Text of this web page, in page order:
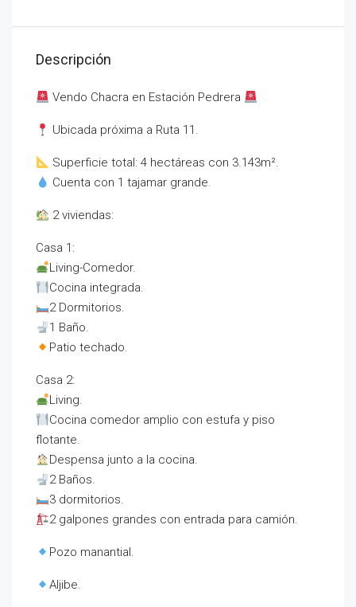
Descripción
Vendo Chacra en Estación Pedrera
Ubicada próxima a Ruta 11.
Superficie total: 4 hectáreas con 3.143m².
Cuenta con 1 tajamar grande.
2 viviendas:
Casa 1:
Living-Comedor.
Cocina integrada.
2 Dormitorios.
1 Baño.
Patio techado.
Casa 2:
Living.
Cocina comedor amplio con estufa y piso
flotante.
Despensa junto a la cocina.
2 Baños.
3 dormitorios.
2 galpones grandes con entrada para camión.
Pozo manantial.
Aljibe.